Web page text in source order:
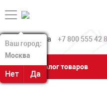
Ваш город:
Москва
Нет Да
Ваш город:
Москва
Нет Да
+7 800 555 42
Каталог товаров